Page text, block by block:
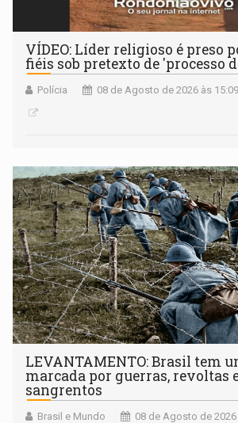
VÍDEO: Líder religioso é preso
fiéis sob pretexto de 'processo
Polícia 08 de Agosto de 2026 às 15:09
LEVANTAMENTO: Brasil tem
marcada por guerras, revoltas
sangrentos
Brasil e Mundo 08 de Agosto de 2026